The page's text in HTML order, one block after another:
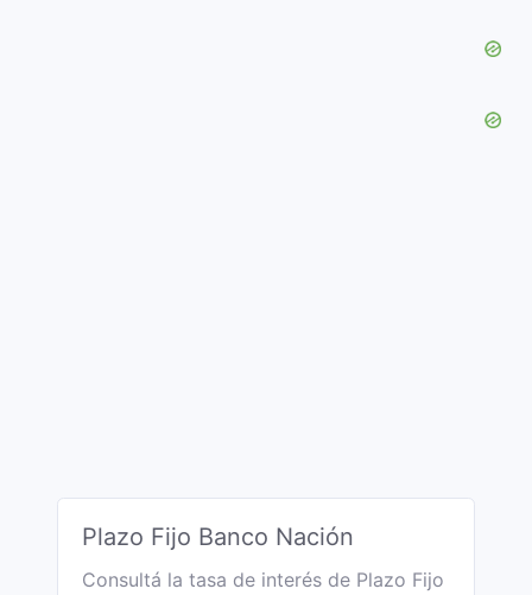
Plazo Fijo Banco Nación
Consultá la tasa de interés de Plazo Fijo